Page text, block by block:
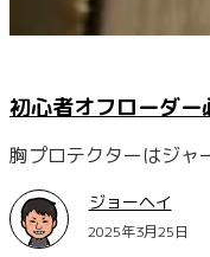
初心者オフローダー
胸プロテクターはジャ
ジョーヘイ
2025年3月25日